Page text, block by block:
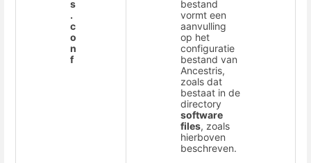
s
.
c
o
n
f
bestand
vormt een
aanvulling
op het
configuratie
bestand van
Ancestris,
zoals dat
bestaat in de
directory
software
files, zoals
hierboven
beschreven.